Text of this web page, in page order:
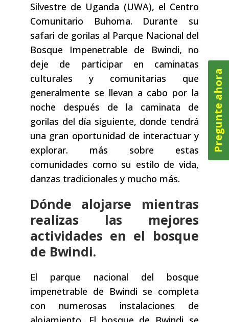
Silvestre de Uganda (UWA), el Centro
Comunitario Buhoma. Durante su
safari de gorilas al Parque Nacional del
Bosque Impenetrable de Bwindi, no
deje de participar en caminatas
culturales y comunitarias que
generalmente se llevan a cabo por la
noche después de la caminata de
gorilas del día siguiente, donde tendrá
una gran oportunidad de interactuar y
explorar. más sobre estas
comunidades como su estilo de vida,
danzas tradicionales y mucho más.
Dónde alojarse mientras
realizas las mejores
actividades en el bosque
de Bwindi.
El parque nacional del bosque
impenetrable de Bwindi se completa
con numerosas instalaciones de
Pregunte ahora